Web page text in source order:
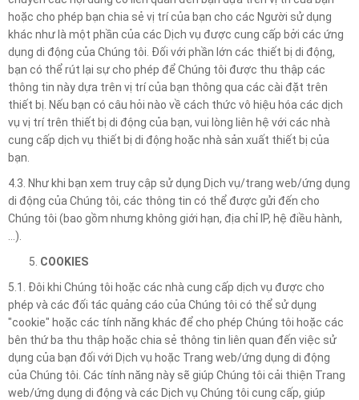
hoặc cho phép bạn chia sẻ vị trí của bạn cho các Người sử dụng
khác như là một phần của các Dịch vụ được cung cấp bởi các ứng
dụng di động của Chúng tôi. Đối với phần lớn các thiết bị di động,
bạn có thể rút lại sự cho phép để Chúng tôi được thu thập các
thông tin này dựa trên vị trí của bạn thông qua các cài đặt trên
thiết bị. Nếu bạn có câu hỏi nào về cách thức vô hiệu hóa các dịch
vụ vị trí trên thiết bị di động của bạn, vui lòng liên hệ với các nhà
cung cấp dịch vụ thiết bị di động hoặc nhà sản xuất thiết bị của
bạn.
4.3. Như khi bạn xem truy cập sử dụng Dịch vụ/trang web/ứng dụng
di động của Chúng tôi, các thông tin có thể được gửi đến cho
Chúng tôi (bao gồm nhưng không giới hạn, địa chỉ IP, hệ điều hành,
…).
COOKIES
5.1. Đôi khi Chúng tôi hoặc các nhà cung cấp dịch vụ được cho
phép và các đối tác quảng cáo của Chúng tôi có thể sử dụng
"cookie" hoặc các tính năng khác để cho phép Chúng tôi hoặc các
bên thứ ba thu thập hoặc chia sẻ thông tin liên quan đến việc sử
dụng của bạn đối với Dịch vụ hoặc Trang web/ứng dụng di động
của Chúng tôi. Các tính năng này sẽ giúp Chúng tôi cải thiện Trang
web/ứng dụng di động và các Dịch vụ Chúng tôi cung cấp, giúp